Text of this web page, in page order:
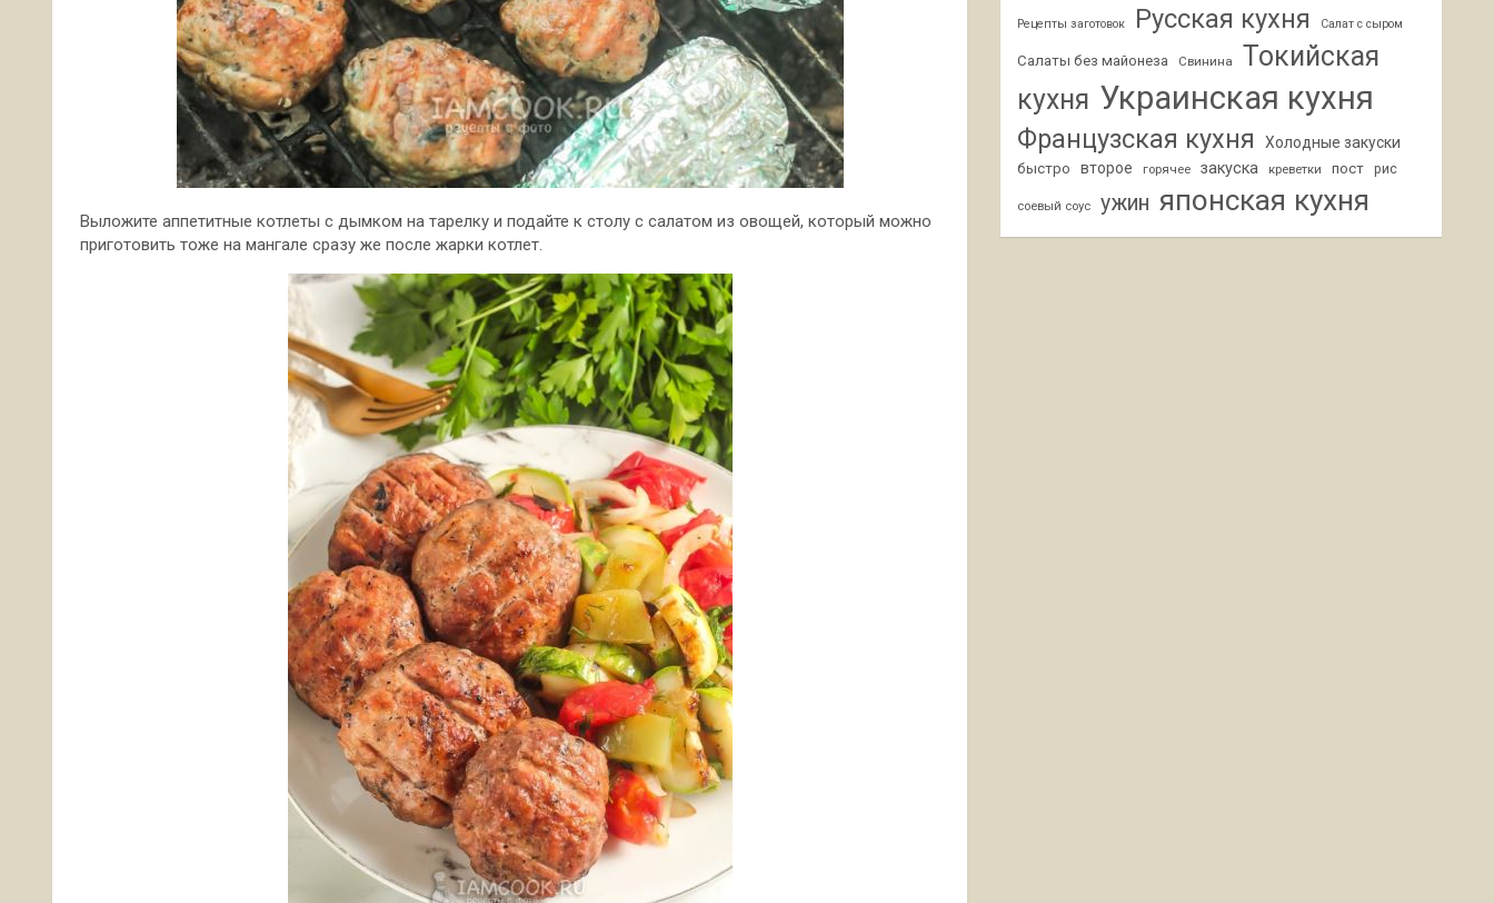
Выложите аппетитные котлеты с дымком на тарелку и подайте к столу с салатом из овощей, который можно
приготовить тоже на мангале сразу же после жарки котлет.
Рецепты заготовок Русская кухня Салат с сыром
Салаты без майонеза Свинина
Токийская
кухня Украинская кухня
Французская кухня Холодные закуски
быстро второе горячее закуска креветки пост рис
соевый соус ужин японская кухня